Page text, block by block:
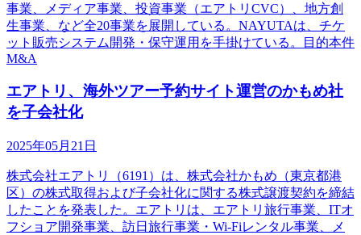
事業、メディア事業、投資事業（エアトリCVC）、地方創
生事業、など全20事業を展開している。NAYUTAは、チケ
ット販売システム開発・保守運用を手掛けている。目的本件
M&A
エアトリ、海外ツアー予約サイト運営のかもめ社
を子会社化
2025年05月21日
株式会社エアトリ（6191）は、株式会社かもめ（東京都港
区）の株式取得および子会社化に関する株式譲渡契約を締結
したことを発表した。エアトリは、エアトリ旅行事業、ITオ
フショア開発事業、訪日旅行事業・Wi-Fiレンタル事業、メ